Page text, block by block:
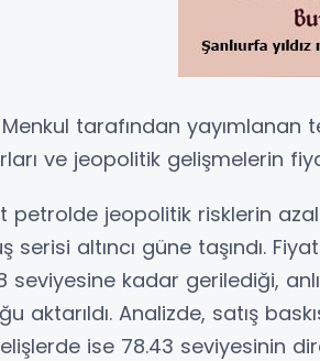
tarafından yayımlanan
ve jeopolitik gelişmelerin
petrolde jeopolitik risklerin
serisi altıncı güne taşındı.
seviyesine kadar gerilediği,
aktarıldı. Analizde, satış
ise 78.43 seviyesinin